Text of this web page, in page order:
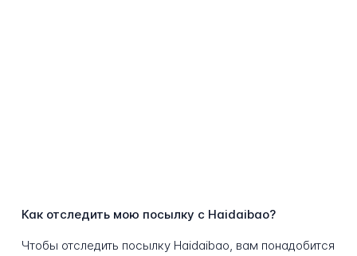
Как отследить мою посылку с Haidaibao?
Чтобы отследить посылку Haidaibao, вам понадобится